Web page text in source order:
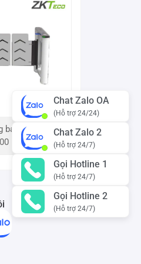
barrier ZKTeco
Pro
Chat Zalo OA
(Hỗ trợ 24/24)
Chat Zalo 2
(Hỗ trợ 24/7)
Gọi Hotline 1
(Hỗ trợ 24/7)
Gọi Hotline 2
(Hỗ trợ 24/7)